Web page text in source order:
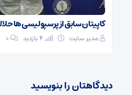
کاپیتان سابق از پرسپولیسی‌ها
مدیر سایت ۰
دیدگاهتان را بنویسید